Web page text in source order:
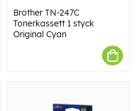
Brother TN-247C
Tonerkassett 1 styck
Original Cyan